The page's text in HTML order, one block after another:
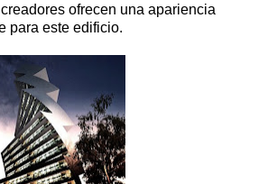
ofrecen una apariencia
para este edificio.